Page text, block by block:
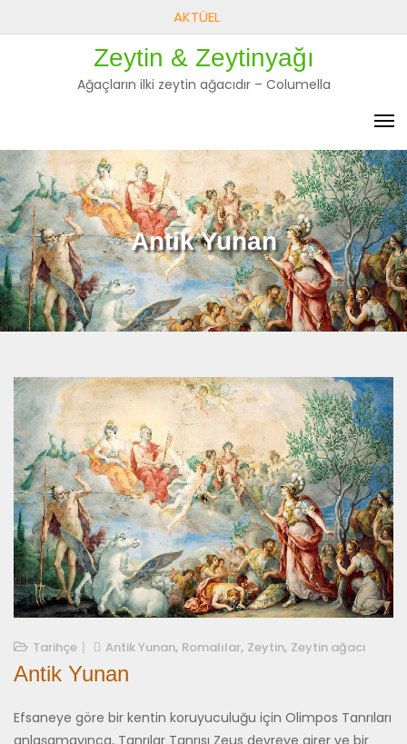
to
AKTÜEL
Zeytin & Zeytinyağı
Ağaçların ilki zeytin ağacıdır – Columella
Antik Yunan
19/03/2021
Tarihçe Antik Yunan, Romalılar, Zeytin, Zeytin ağacı
Antik Yunan
Efsaneye göre bir kentin koruyuculuğu için Olimpos Tanrıları